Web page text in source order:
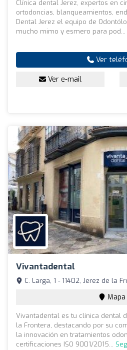
Clínica dental Jerez, expertos en
ortodoncias, blanqueamientos,
Dental Jerez el equipo de
mucho mimo y esmero para pod...
Ver
Ver e-mail
Vivantadental
C. Larga, 1 - 11402, Jerez de la
Mapa
Vivantadental es tu clínica dental
la Frontera, destacando por su
la innovación en tratamientos
certificaciones ISO 9001/2015...